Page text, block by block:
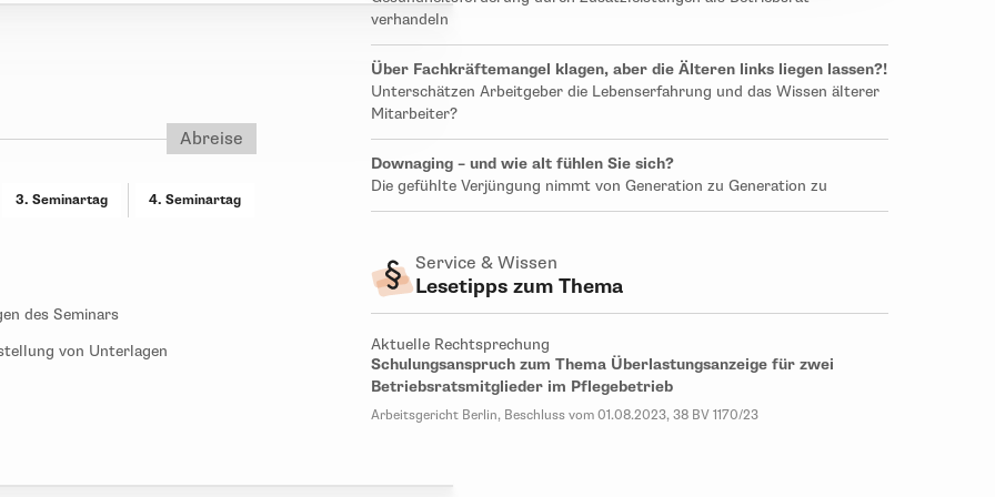
verhandeln
Über Fachkräftemangel klagen, aber die Älteren links liegen lassen?!
Unterschätzen Arbeitgeber die Lebenserfahrung und das Wissen älterer
Mitarbeiter?
Downaging – und wie alt fühlen Sie sich?
Die gefühlte Verjüngung nimmt von Generation zu Generation zu
Service & Wissen
Lesetipps zum Thema
Aktuelle Rechtsprechung
Schulungsanspruch zum Thema Überlastungsanzeige für zwei
Betriebsratsmitglieder im Pflegebetrieb
Arbeitsgericht Berlin, Beschluss vom 01.08.2023, 38 BV 1170/23
3. Seminartag
Abreise
4. Seminartag
des Seminars
von Unterlagen